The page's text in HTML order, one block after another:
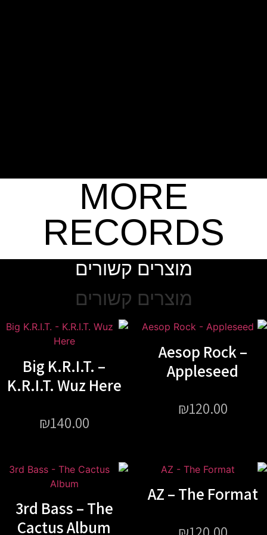
MORE
RECORDS
מוצרים קשורים
מוצרים קשורים
Aesop Rock –
Appleseed
₪120.00
Big K.R.I.T. –
K.R.I.T. Wuz Here
₪140.00
AZ – The Format
3rd Bass – The
Cactus Album